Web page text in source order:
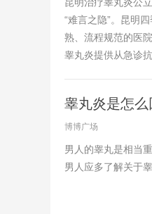
“难言之隐”。昆明
熟、流程规范的医
睾丸炎提供从急诊
睾丸炎是怎
博博广场
男人的睾丸是相当
男人应多了解关于